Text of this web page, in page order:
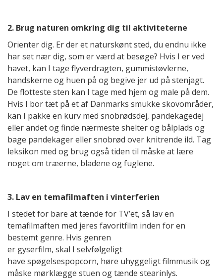
2. Brug naturen omkring dig til aktiviteterne
Orienter dig. Er der et naturskønt sted, du endnu ikke
har set nær dig, som er værd at besøge? Hvis I er ved
havet, kan I tage flyverdragten, gummistøvlerne,
handskerne og huen på og begive jer ud på stenjagt.
De flotteste sten kan I tage med hjem og male på dem.
Hvis I bor tæt på et af Danmarks smukke skovområder,
kan I pakke en kurv med snobrødsdej, pandekagedej
eller andet og finde nærmeste shelter og bålplads og
bage pandekager eller snobrød over knitrende ild. Tag
leksikon med og brug også tiden til måske at lære
noget om træerne, bladene og fuglene.
3. Lav en temafilmaften i vinterferien
I stedet for bare at tænde for TV’et, så lav en
temafilmaften med jeres favoritfilm inden for en
bestemt genre. Hvis genren
er gyserfilm, skal I selvfølgeligt
have spøgelsespopcorn, høre uhyggeligt filmmusik og
måske mørklægge stuen og tænde stearinlys.